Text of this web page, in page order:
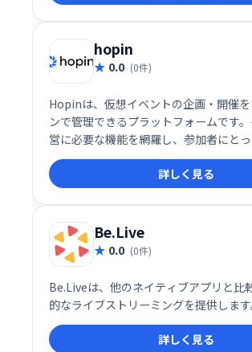
hopin
0.0 (0件)
Hopinは、仮想イベントの企画・開催
ンで管理できるプラットフォームです
営に必要な機能を網羅し、参加者にと
験を提供します。スムーズなイベント
ンゲージメントの向上を実現し、オンラ
を成功に導きます。
詳しく見る
Be.Live
0.0 (0件)
Be.Liveは、他のネイティブアプリと比
的なライブストリーミングを提供します
詳しく見る